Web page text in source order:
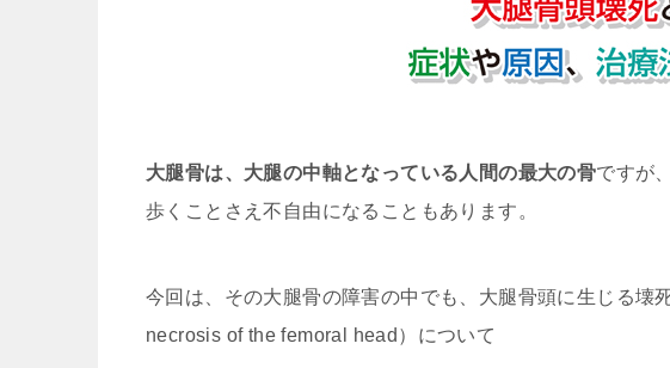
大腿骨は、大腿の中軸となっている人間の最大の骨ですが
歩くことさえ不自由になることもあります。
今回は、その大腿骨の障害の中でも、大腿骨頭に生じる壊死
necrosis of the femoral head）について